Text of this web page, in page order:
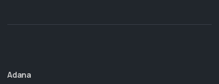
Adana